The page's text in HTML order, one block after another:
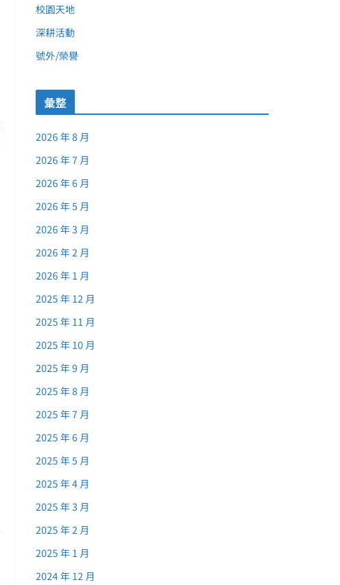
校園天地
深耕活動
號外/榮譽
彙整
2026 年 8 月
2026 年 7 月
2026 年 6 月
2026 年 5 月
2026 年 3 月
2026 年 2 月
2026 年 1 月
2025 年 12 月
2025 年 11 月
2025 年 10 月
2025 年 9 月
2025 年 8 月
2025 年 7 月
2025 年 6 月
2025 年 5 月
2025 年 4 月
2025 年 3 月
2025 年 2 月
2025 年 1 月
2024 年 12 月